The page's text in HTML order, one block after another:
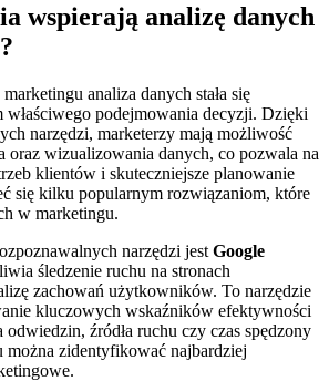
wspierają analizę danych
analiza danych stała się
właściwego podejmowania decyzji. Dzięki
narzędzi, marketerzy mają możliwość
oraz wizualizowania danych, co pozwala na
klientów i skuteczniejsze planowanie
się kilku popularnym rozwiązaniom, które
w marketingu.
narzędzi jest Google
śledzenie ruchu na stronach
zachowań użytkowników. To narzędzie
kluczowych wskaźników efektywności
źródła ruchu czy czas spędzony
można zidentyfikować najbardziej